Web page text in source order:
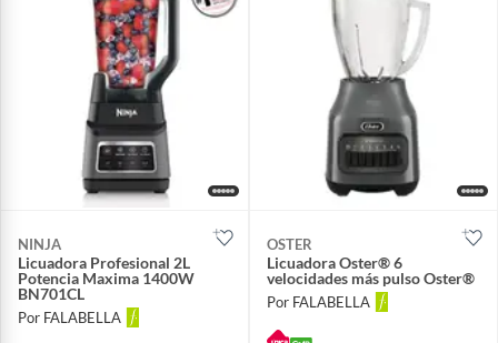
NINJA
Licuadora Profesional 2L
Potencia Maxima 1400W
BN701CL
Por FALABELLA
OSTER
Licuadora Oster® 6
velocidades más pulso Oster®
Por FALABELLA